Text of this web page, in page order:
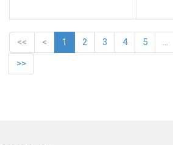
<< < 1 2 3 4 5 ...
>>